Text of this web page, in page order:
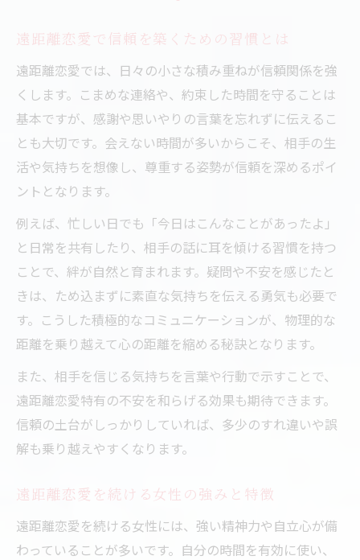
遠距離恋愛で信頼を築くための習慣とは
遠距離恋愛では、日々の小さな積み重ねが信頼関係を強
くします。こまめな連絡や、約束した時間を守ることは
基本ですが、感謝や思いやりの言葉を忘れずに伝えるこ
とも大切です。会えない時間が多いからこそ、相手の生
活や気持ちを想像し、尊重する姿勢が信頼を深めるポイ
ントとなります。
例えば、忙しい日でも「今日はこんなことがあったよ」
と日常を共有したり、相手の話に耳を傾ける習慣を持つ
ことで、絆が自然と育まれます。疑問や不安を感じたと
きは、ため込まずに素直な気持ちを伝える勇気も必要で
す。こうした積極的なコミュニケーションが、物理的な
距離を乗り越えて心の距離を縮める秘訣となります。
また、相手を信じる気持ちを言葉や行動で示すことで、
遠距離恋愛特有の不安を和らげる効果も期待できます。
信頼の土台がしっかりしていれば、多少のすれ違いや誤
解も乗り越えやすくなります。
遠距離恋愛を続ける女性の強みと特徴
遠距離恋愛を続ける女性には、強い精神力や自立心が備
わっていることが多いです。自分の時間を有効に使い、